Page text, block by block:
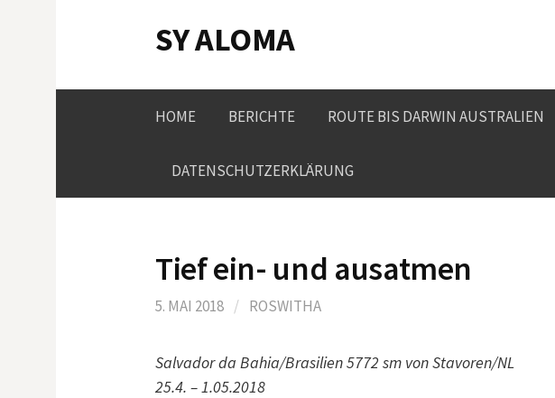
SY ALOMA
HOME BERICHTE ROUTE BIS DARWIN AUSTRALIEN
DATENSCHUTZERKLÄRUNG
Tief ein- und ausatmen
5. MAI 2018 / ROSWITHA
Salvador da Bahia/Brasilien 5772 sm von Stavoren/NL
25.4. – 1.05.2018